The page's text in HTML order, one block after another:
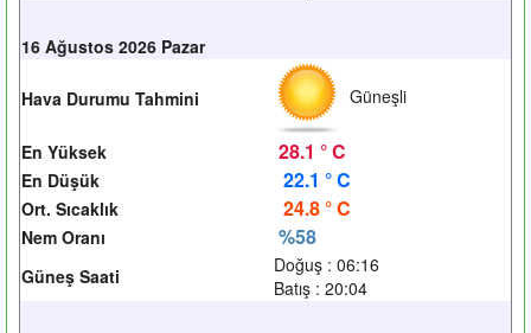
16 Ağustos 2026 Pazar
Hava Durumu Tahmini Güneşli
En Yüksek 28.1 ° C
En Düşük 22.1 ° C
Ort. Sıcaklık 24.8 ° C
Nem Oranı %58
Güneş Saati
Doğuş : 06:16
Batış : 20:04